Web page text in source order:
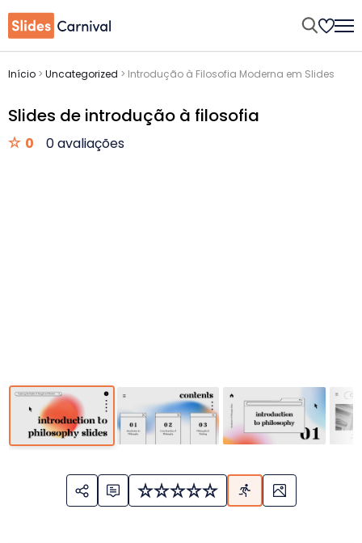
Início > Uncategorized > Introdução à Filosofia Moderna em Slides
Slides de introdução à filosofia
0 0 avaliações